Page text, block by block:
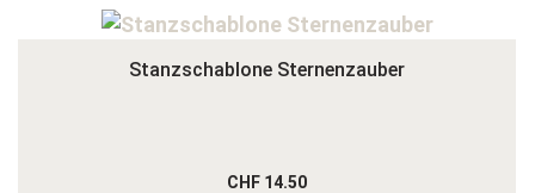
Stanzschablone Sternenzauber
CHF 14.50